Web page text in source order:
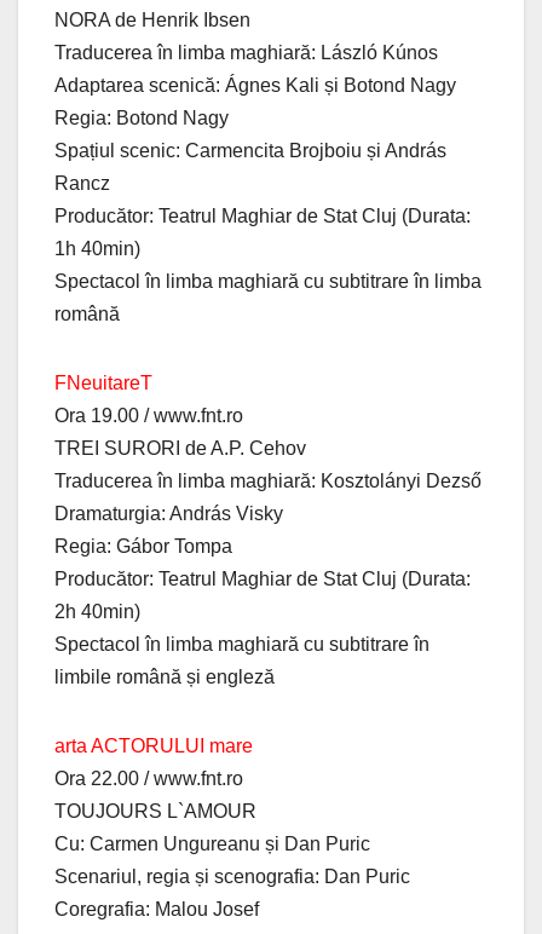
NORA de Henrik Ibsen
Traducerea în limba maghiară: László Kúnos
Adaptarea scenică: Ágnes Kali și Botond Nagy
Regia: Botond Nagy
Spațiul scenic: Carmencita Brojboiu și András
Rancz
Producător: Teatrul Maghiar de Stat Cluj (Durata:
1h 40min)
Spectacol în limba maghiară cu subtitrare în limba
română
FNeuitareT
Ora 19.00 / www.fnt.ro
TREI SURORI de A.P. Cehov
Traducerea în limba maghiară: Kosztolányi Dezső
Dramaturgia: András Visky
Regia: Gábor Tompa
Producător: Teatrul Maghiar de Stat Cluj (Durata:
2h 40min)
Spectacol în limba maghiară cu subtitrare în
limbile română și engleză
arta ACTORULUI mare
Ora 22.00 / www.fnt.ro
TOUJOURS L`AMOUR
Cu: Carmen Ungureanu și Dan Puric
Scenariul, regia și scenografia: Dan Puric
Coregrafia: Malou Josef